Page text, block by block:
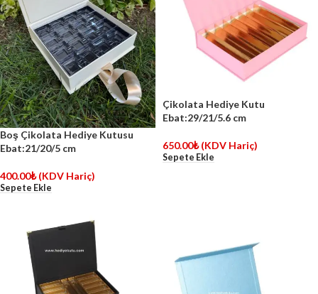
Boş Çikolata Hediye Kutusu
Ebat:21/20/5 cm
400.00₺ (KDV Hariç)
Sepete Ekle
Çikolata Hediye Kutu
Ebat:29/21/5.6 cm
650.00₺ (KDV Hariç)
Sepete Ekle